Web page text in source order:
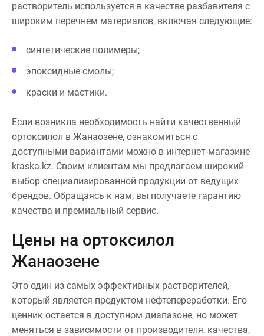
растворитель используется в качестве разбавителя с
широким перечнем материалов, включая следующие:
синтетические полимеры;
эпоксидные смолы;
краски и мастики.
Если возникла необходимость найти качественный
ортоксилол в Жанаозене, ознакомиться с
доступными вариантами можно в интернет-магазине
kraska.kz. Своим клиентам мы предлагаем широкий
выбор специализированной продукции от ведущих
брендов. Обращаясь к нам, вы получаете гарантию
качества и премиальный сервис.
Цены на ортоксилол
Жанаозене
Это один из самых эффективных растворителей,
который является продуктом нефтепереработки. Его
ценник остается в доступном диапазоне, но может
меняться в зависимости от производителя, качества,